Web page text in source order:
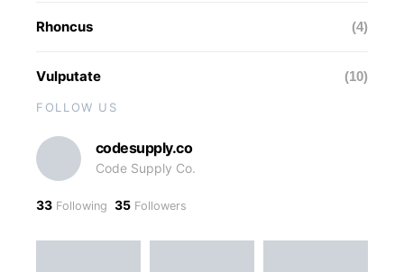
Rhoncus (4)
Vulputate (10)
FOLLOW US
codesupply.co
Code Supply Co.
33 Following 35 Followers